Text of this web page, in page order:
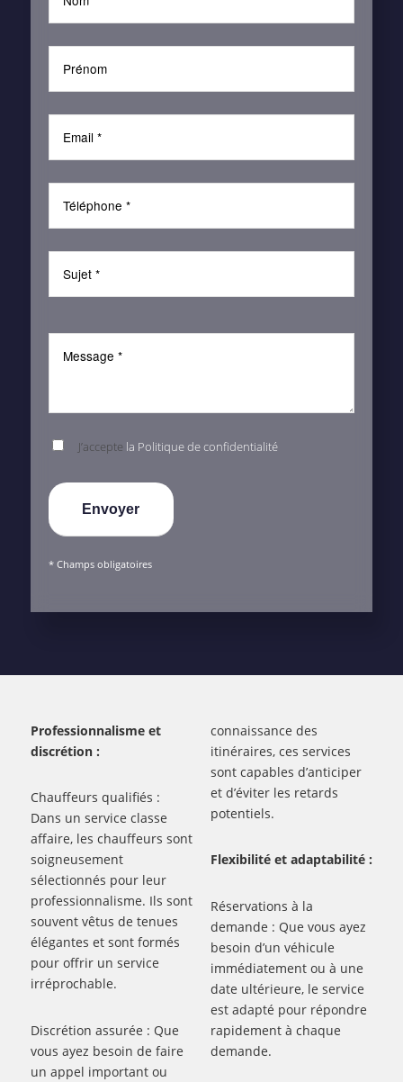
J’accepte la Politique de confidentialité
* Champs obligatoires
Professionnalisme et
discrétion :
Chauffeurs qualifiés :
Dans un service classe
affaire, les chauffeurs sont
soigneusement
sélectionnés pour leur
professionnalisme. Ils sont
souvent vêtus de tenues
élégantes et sont formés
pour offrir un service
irréprochable.
Discrétion assurée : Que
vous ayez besoin de faire
un appel important ou
connaissance des
itinéraires, ces services
sont capables d’anticiper
et d’éviter les retards
potentiels.
Flexibilité et adaptabilité :
Réservations à la
demande : Que vous ayez
besoin d’un véhicule
immédiatement ou à une
date ultérieure, le service
est adapté pour répondre
rapidement à chaque
demande.